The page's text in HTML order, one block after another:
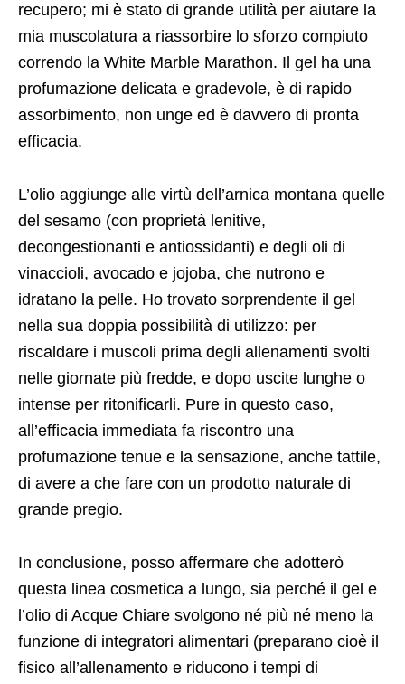
recupero; mi è stato di grande utilità per aiutare la
mia muscolatura a riassorbire lo sforzo compiuto
correndo la White Marble Marathon. Il gel ha una
profumazione delicata e gradevole, è di rapido
assorbimento, non unge ed è davvero di pronta
efficacia.
L’olio aggiunge alle virtù dell’arnica montana quelle
del sesamo (con proprietà lenitive,
decongestionanti e antiossidanti) e degli oli di
vinaccioli, avocado e jojoba, che nutrono e
idratano la pelle. Ho trovato sorprendente il gel
nella sua doppia possibilità di utilizzo: per
riscaldare i muscoli prima degli allenamenti svolti
nelle giornate più fredde, e dopo uscite lunghe o
intense per ritonificarli. Pure in questo caso,
all’efficacia immediata fa riscontro una
profumazione tenue e la sensazione, anche tattile,
di avere a che fare con un prodotto naturale di
grande pregio.
In conclusione, posso affermare che adotterò
questa linea cosmetica a lungo, sia perché il gel e
l’olio di Acque Chiare svolgono né più né meno la
funzione di integratori alimentari (preparano cioè il
fisico all’allenamento e riducono i tempi di